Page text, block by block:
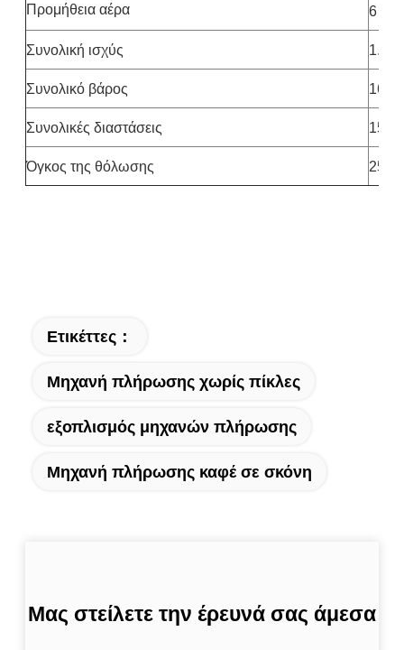
Προμήθεια αέρα 6 kg/
Συνολική ισχύς
Συνολικό βάρος 160
Συνολικές διαστάσεις
Όγκος της θόλωσης 25L
Ετικέττες：
Μηχανή πλήρωσης χωρίς πίκλες
εξοπλισμός μηχανών πλήρωσης
Μηχανή πλήρωσης καφέ σε σκόνη
Μας στείλετε την έρευνά σας άμεσα